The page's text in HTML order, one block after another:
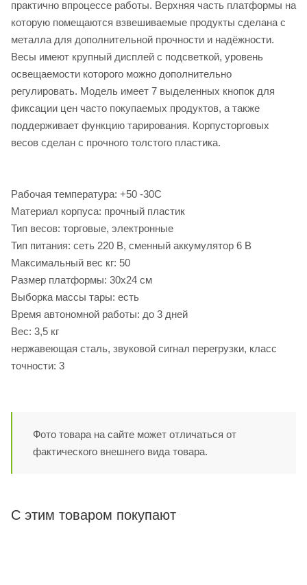
практично впроцессе работы. Верхняя часть платформы на
которую помещаются взвешиваемые продукты сделана с
металла для дополнительной прочности и надёжности.
Весы имеют крупный дисплей с подсветкой, уровень
освещаемости которого можно дополнительно
регулировать. Модель имеет 7 выделенных кнопок для
фиксации цен часто покупаемых продуктов, а также
поддерживает функцию тарирования. Корпусторговых
весов сделан с прочного толстого пластика.
Рабочая температура: +50 -30С
Материал корпуса: прочный пластик
Тип весов: торговые, электронные
Тип питания: сеть 220 В, сменный аккумулятор 6 В
Максимальный вес кг: 50
Размер платформы: 30х24 см
Выборка массы тары: есть
Время автономной работы: до 3 дней
Вес: 3,5 кг
нержавеющая сталь, звуковой сигнал перегрузки, класс
точности: 3
Фото товара на сайте может отличаться от
фактического внешнего вида товара.
С этим товаром покупают